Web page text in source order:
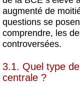
augmenté de
questions se
comprendre, les
controversées.
3.1. Quel type
centrale ?